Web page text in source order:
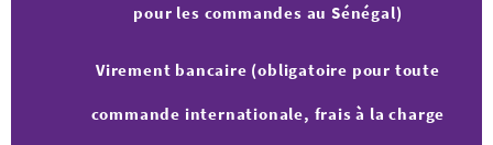
pour les commandes au Sénégal)
Virement bancaire (obligatoire pour toute
commande internationale, frais à la charge